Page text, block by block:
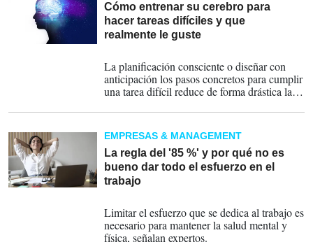
Cómo entrenar su cerebro para
hacer tareas difíciles y que
realmente le guste
La planificación consciente o diseñar con
anticipación los pasos concretos para cumplir
una tarea difícil reduce de forma drástica la
momento incómodo.
EMPRESAS & MANAGEMENT
La regla del '85 %' y por qué no es
bueno dar todo el esfuerzo en el
trabajo
Limitar el esfuerzo que se dedica al trabajo es
necesario para mantener la salud mental y
física, señalan expertos.